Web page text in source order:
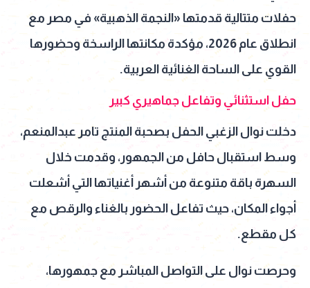
حفلات متتالية قدمتها «النجمة الذهبية» في مصر مع
انطلاق عام 2026، مؤكدة مكانتها الراسخة وحضورها
القوي على الساحة الغنائية العربية.
حفل استثنائي وتفاعل جماهيري كبير
دخلت نوال الزغبي الحفل بصحبة المنتج تامر عبدالمنعم،
وسط استقبال حافل من الجمهور، وقدمت خلال
السهرة باقة متنوعة من أشهر أغنياتها التي أشعلت
أجواء المكان، حيث تفاعل الحضور بالغناء والرقص مع
كل مقطع.
وحرصت نوال على التواصل المباشر مع جمهورها،